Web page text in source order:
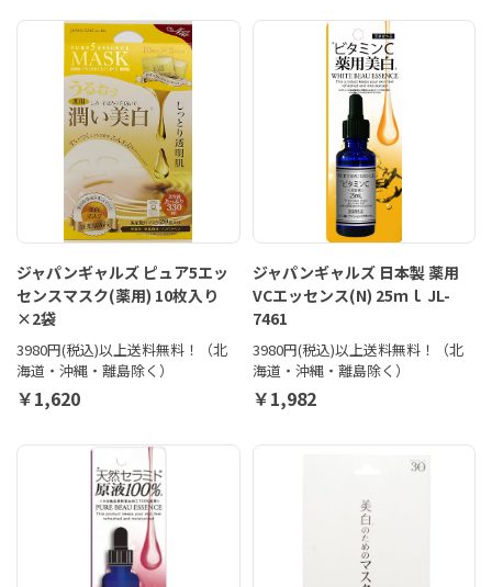
ジャパンギャルズ ピュア5エッ
センスマスク(薬用) 10枚入り
×2袋
3980円(税込)以上送料無料！（北
海道・沖縄・離島除く）
￥1,620
ジャパンギャルズ 日本製 薬用
VCエッセンス(N) 25ｍｌ JL-
7461
3980円(税込)以上送料無料！（北
海道・沖縄・離島除く）
￥1,982